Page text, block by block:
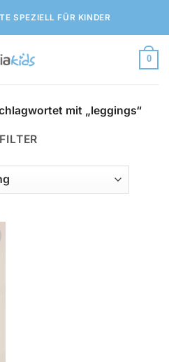
SPEZIELL FÜR KINDER
0
mit „leggings“
FILTER